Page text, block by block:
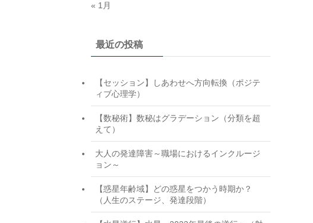
« 1月
最近の投稿
【セッション】しあわせへ方向転換（ポジテ
ィブ心理学）
【数秘術】数秘はグラデーション（分類を超
えて）
大人の発達障害～職場におけるインクルージ
ョン～
【惑星年齢域】どの惑星をつかう時期か？
（人生のステージ、発達段階）